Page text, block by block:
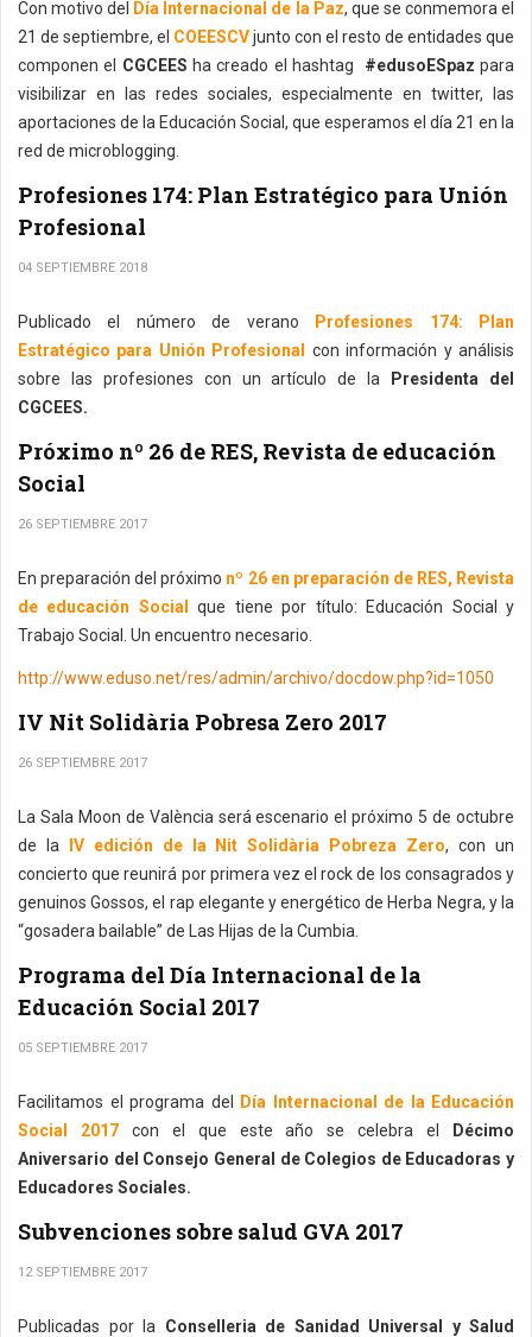
Con motivo del Día Internacional de la Paz, que se conmemora el
21 de septiembre, el COEESCVjunto con el resto de entidades que
componen el CGCEES ha creado el hashtag #edusoESpaz para
visibilizar en las redes sociales, especialmente en twitter, las
aportaciones de la Educación Social, que esperamos el día 21 en la
red de microblogging.
Profesiones 174: Plan Estratégico para Unión
Profesional
04 SEPTIEMBRE 2018
Publicado el número de verano
Profesiones 174: Plan
Estratégico para Unión Profesional
con información y análisis
sobre las profesiones con un artículo de la Presidenta del
CGCEES.
Próximo nº 26 de RES, Revista de educación
Social
26 SEPTIEMBRE 2017
En preparación del próximo nº 26 en preparación de RES, Revista
de educación Socialque tiene por título: Educación Social y
Trabajo Social. Un encuentro necesario.
http://www.eduso.net/res/admin/archivo/docdow.php?id=1050
IV Nit Solidària Pobresa Zero 2017
26 SEPTIEMBRE 2017
La Sala Moon de València será escenario el próximo 5 de octubre
de la IV edición de la Nit Solidària Pobreza Zero, con un
concierto que reunirá por primera vez el rock de los consagrados y
genuinos Gossos, el rap elegante y energético de Herba Negra, y la
“gosadera bailable” de Las Hijas de la Cumbia.
Programa del Día Internacional de la
Educación Social 2017
05 SEPTIEMBRE 2017
Facilitamos el programa del
Día Internacional de la Educación
Social 2017con el que este año se celebra el
Décimo
Aniversario del Consejo General de Colegios de Educadoras y
Educadores Sociales.
Subvenciones sobre salud GVA 2017
12 SEPTIEMBRE 2017
Publicadas por la Conselleria de Sanidad Universal y Salud